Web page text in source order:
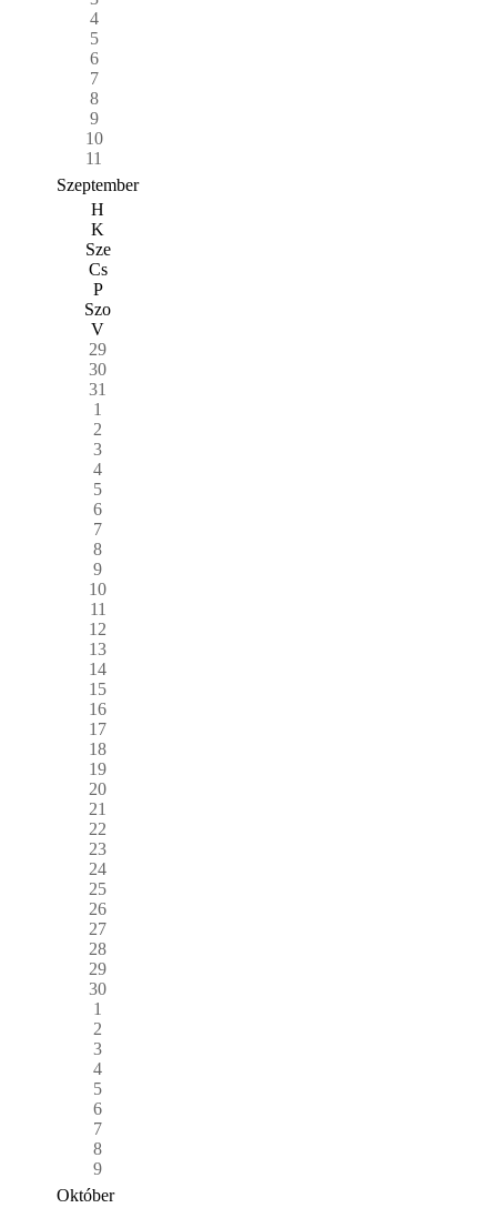
4
5
6
7
8
9
10
11
Szeptember
H
K
Sze
Cs
P
Szo
V
29
30
31
1
2
3
4
5
6
7
8
9
10
11
12
13
14
15
16
17
18
19
20
21
22
23
24
25
26
27
28
29
30
1
2
3
4
5
6
7
8
9
Október